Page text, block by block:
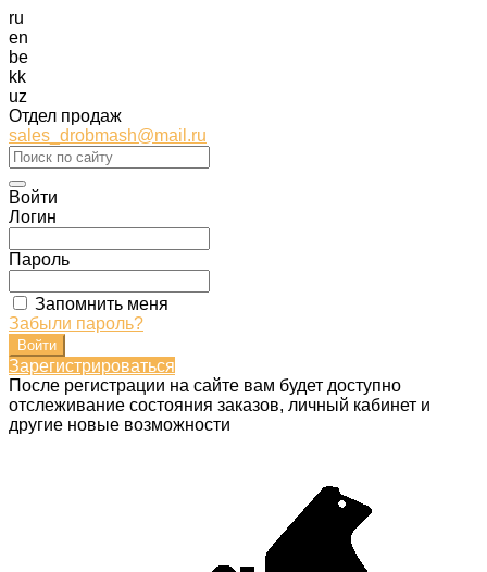
ru
en
be
kk
uz
Отдел продаж
sales_drobmash@mail.ru
Войти
Логин
Пароль
Запомнить меня
Забыли пароль?
Зарегистрироваться
После регистрации на сайте вам будет доступно
отслеживание состояния заказов, личный кабинет и
другие новые возможности